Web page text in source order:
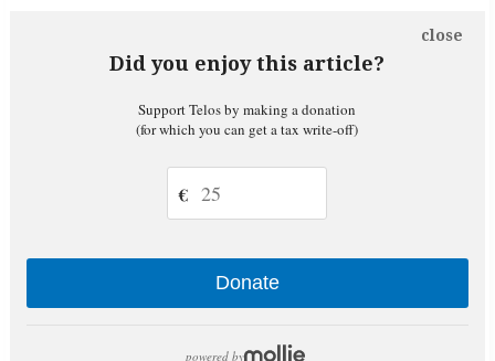
Did you enjoy this article?
close
Support Telos by making a donation
(for which you can get a tax write-off)
€
Donate
powered by